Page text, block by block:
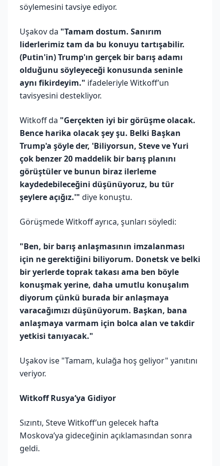
söylemesini tavsiye ediyor.
Uşakov da "Tamam dostum. Sanırım
liderlerimiz tam da bu konuyu tartışabilir.
(Putin'in) Trump'ın gerçek bir barış adamı
olduğunu söyleyeceği konusunda seninle
aynı fikirdeyim." ifadeleriyle Witkoff’un
tavisyesini destekliyor.
Witkoff da "Gerçekten iyi bir görüşme olacak.
Bence harika olacak şey şu. Belki Başkan
Trump'a şöyle der, 'Biliyorsun, Steve ve Yuri
çok benzer 20 maddelik bir barış planını
görüştüler ve bunun biraz ilerleme
kaydedebileceğini düşünüyoruz, bu tür
şeylere açığız.'" diye konuştu.
Görüşmede Witkoff ayrıca, şunları söyledi:
"Ben, bir barış anlaşmasının imzalanması
için ne gerektiğini biliyorum. Donetsk ve belki
bir yerlerde toprak takası ama ben böyle
konuşmak yerine, daha umutlu konuşalım
diyorum çünkü burada bir anlaşmaya
varacağımızı düşünüyorum. Başkan, bana
anlaşmaya varmam için bolca alan ve takdir
yetkisi tanıyacak."
Uşakov ise "Tamam, kulağa hoş geliyor" yanıtını
veriyor.
Witkoff Rusya’ya Gidiyor
Sızıntı, Steve Witkoff’un gelecek hafta
Moskova’ya gideceğinin açıklamasından sonra
geldi.